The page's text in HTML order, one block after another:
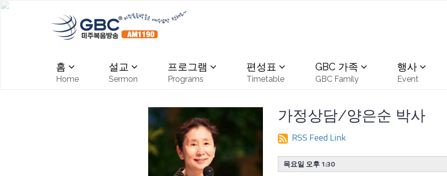
홈
Home
설교
Sermon
프로그램
Programs
편성표
Timetable
GBC 가족
GBC Family
행사
Event
가정상담/양은순 박사
RSS Feed Link
목요일 오후 1:30